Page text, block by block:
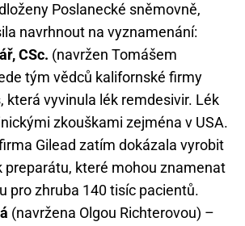
Poslanecké sněmovně,
navrhnout na vyznamenání:
CSc. (navržen Tomášem
tým vědců kalifornské firmy
která vyvinula lék remdesivir. Lék
zkouškami zejména v USA.
Gilead zatím dokázala vyrobit
preparátu, které mohou znamenat
pro zhruba 140 tisíc pacientů.
(navržena Olgou Richterovou) –